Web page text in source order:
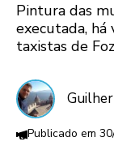
Pintura das
executada, há
taxistas de